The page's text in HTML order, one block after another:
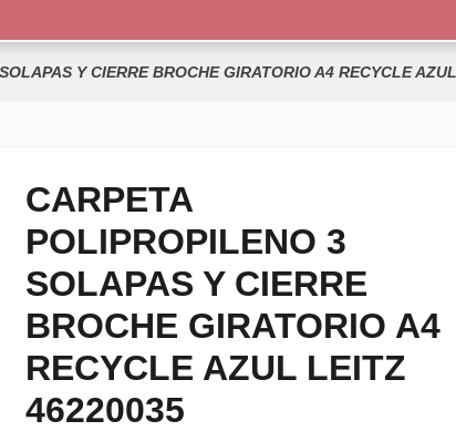
Y CIERRE BROCHE GIRATORIO A4 RECYCLE
CARPETA
POLIPROPILENO 3
SOLAPAS Y CIERRE
BROCHE GIRATORIO A4
RECYCLE AZUL LEITZ
46220035